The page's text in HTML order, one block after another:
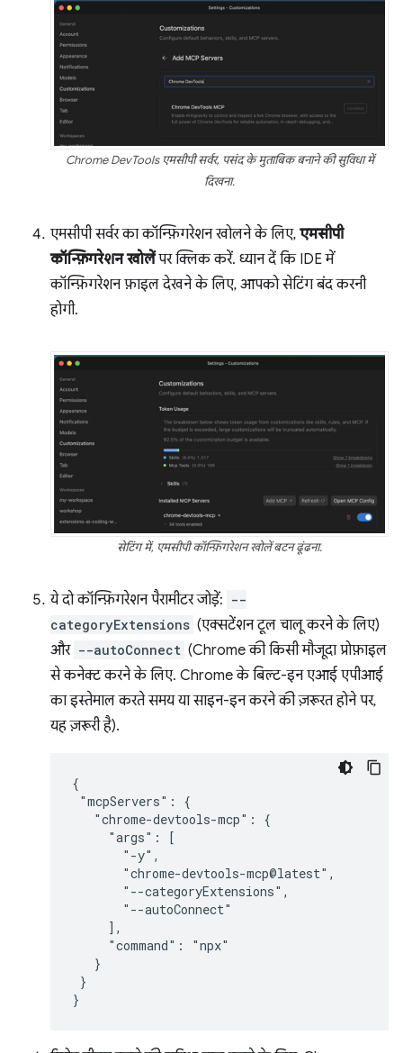
Chrome DevTools एमसीपी सर्वर, पसंद के मुताबिक बनाने की सुविधा में
दिखना.
एमसीपी सर्वर का कॉन्फ़िगरेशन खोलने के लिए, एमसीपी
कॉन्फ़िगरेशन खोलेंपर क्लिक करें. ध्यान दें कि IDE में
कॉन्फ़िगरेशन फ़ाइल देखने के लिए, आपको सेटिंग बंद करनी
होगी.
सेटिंग में, एमसीपी कॉन्फ़िगरेशन खोलें बटन ढूंढना.
ये दो कॉन्फ़िगरेशन पैरामीटर जोड़ें: --
categoryExtensions (एक्सटेंशन टूल चालू करने के लिए)
और --autoConnect (Chrome की किसी मौजूदा प्रोफ़ाइल
से कनेक्ट करने के लिए. Chrome के बिल्ट-इन एआई एपीआई
का इस्तेमाल करते समय या साइन-इन करने की ज़रूरत होने पर,
यह ज़रूरी है).
{
"mcpServers": {
   "chrome-devtools-mcp": {
     "args": [
       "-y",
       "chrome-devtools-mcp@latest",
       "--categoryExtensions",
       "--autoConnect"
     ],
     "command": "npx"
   }
}